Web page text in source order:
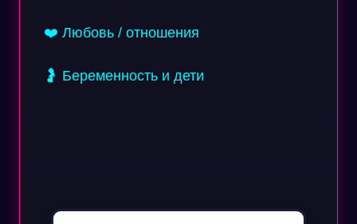
❤️ Любовь / отношения
🤰 Беременность и дети